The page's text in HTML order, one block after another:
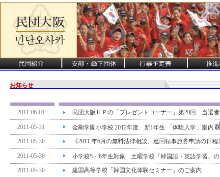
お知らせ
2011-06-01 民団大阪ＨＰの「プレゼントコーナー」第20回 当選者
2011-05-31
金剛学園小学校 2012年度 新1年生 「体験入学」案内
2011-05-30
《2011 年6月の無料法律相談、巡回領事旅券申請の日程
2011-05-30
小学校5・6年生対象 土曜学校「韓国語・英語学習」
2011-05-30
建国高等学校「韓国文化体験セミナー」のご案内